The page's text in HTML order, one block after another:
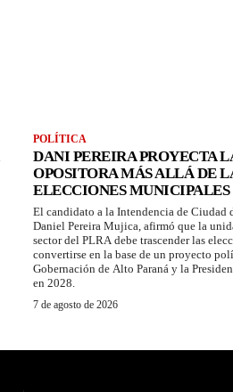
POLÍTICA
DANI PEREIRA PROYECTA
OPOSITORA MÁS ALLÁ DE
ELECCIONES MUNICIPALES
El candidato a la Intendencia de Ciudad
Daniel Pereira Mujica, afirmó que la
sector del PLRA debe trascender las
convertirse en la base de un proyecto
Gobernación de Alto Paraná y la
en 2028.
7 de agosto de 2026